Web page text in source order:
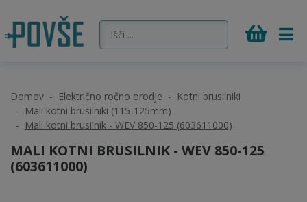
Domov Električno ročno orodje
Kotni brusilniki
Mali kotni brusilniki (115-125mm)
Mali kotni brusilnik - WEV 850-125 (603611000)
MALI KOTNI BRUSILNIK - WEV 850-125
(603611000)